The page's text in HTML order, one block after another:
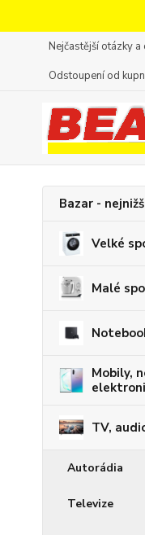
Nejčastější otázky
Odstoupení od
Bazar -
Velké
Malé
Mobily,
TV,
Autorádia
Televize